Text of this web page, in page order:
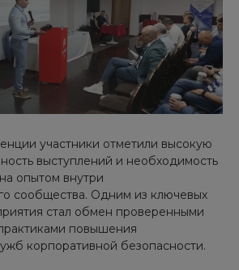
участники отметили высокую
выступлений и необходимость
опытом внутри
сообщества. Одним из ключевых
стал обмен проверенными
повышения
корпоративной безопасности.